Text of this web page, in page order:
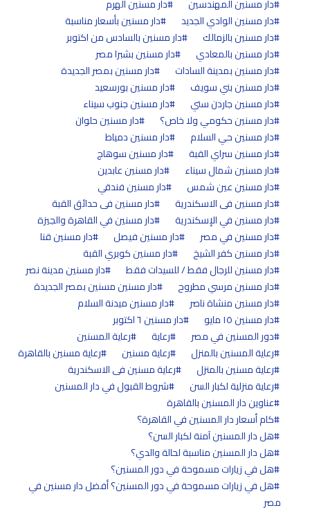
دار مسنين المهندسين
دار مسنين الهرم
دار مسنين الوادي الجديد
دار مسنين بأسعار مناسبة
دار مسنين بالزمالك
دار مسنين بالسادس من اكتوبر
دار مسنين بالمعادي
دار مسنين بشبرا مصر
دار مسنين بمدينة السادات
دار مسنين بمصر الجديدة
دار مسنين بني سويف
دار مسنين بورسعيد
دار مسنين جاردن ستي
دار مسنين جنوب سيناء
دار مسنين حكومي ولا خاص؟
دار مسنين حلوان
دار مسنين حي السلام
دار مسنين دمياط
دار مسنين سراي القبة
دار مسنين سوهاج
دار مسنين شمال سيناء
دار مسنين عابدين
دار مسنين عين شمس
دار مسنين فندقي
دار مسنين فى الاسكندرية
دار مسنين فى حدائق القبة
دار مسنين في الإسكندرية
دار مسنين في القاهرة والجيزة
دار مسنين في مصر
دار مسنين فيصل
دار مسنين قنا
دار مسنين كفر الشيخ
دار مسنين كوبري القبة
دار مسنين للرجال فقط / للسيدات فقط
دار مسنين مدينة نصر
دار مسنين مرسي مطروح
دار مسنين مسنين بمصر الجديدة
دار مسنين منشاة ناصر
دار مسنين ميدنة السلام
دار مسنين ١٥ مايو
دار مسنين ٦ اكتوبر
دور المسنين في مصر
رعاية
رعاية المسنين
رعاية المسنين بالمنزل
رعاية مسنين
رعاية مسنين بالقاهرة
رعاية مسنين بالمنزل
رعاية مسنين فى الاسكندرية
رعاية منزلية لكبار السن
شروط القبول في دار المسنين
عناوين دار المسنين بالقاهرة
كام أسعار دار المسنين في القاهرة؟
هل دار المسنين آمنة لكبار السن؟
هل دار المسنين مناسبة لحالة والدي؟
هل في زيارات مسموحة في دور المسنين؟
هل في زيارات مسموحة في دور المسنين؟ أفضل دار مسنين في
مصر